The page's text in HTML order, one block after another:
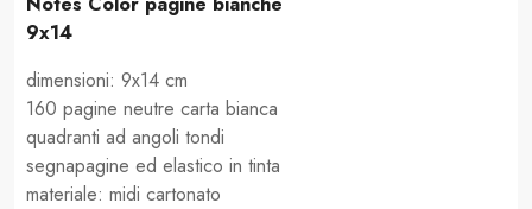
9x14
dimensioni: 9x14 cm
160 pagine neutre carta bianca
quadranti ad angoli tondi
segnapagine ed elastico in tinta
materiale: midi cartonato